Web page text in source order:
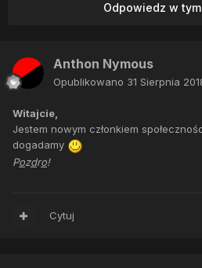
Odpowiedz w
Anthon Nymous
Opublikowano 31 Sierpnia
Witajcie,
Jestem nowym członkiem
dogadamy
Pozdro!
Cytuj